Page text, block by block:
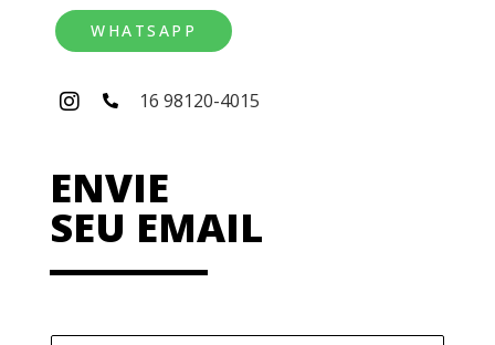
WHATSAPP
16 98120-4015
ENVIE
SEU EMAIL